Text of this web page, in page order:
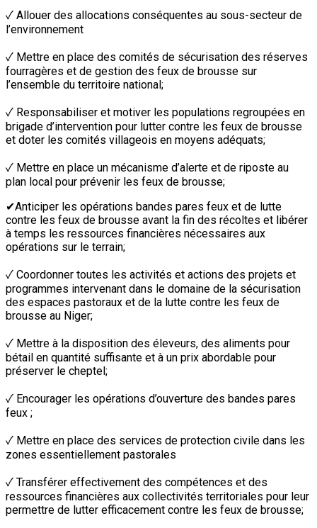
✓ Allouer des allocations conséquentes au sous-secteur de
l’environnement
✓ Mettre en place des comités de sécurisation des réserves
fourragères et de gestion des feux de brousse sur
l’ensemble du territoire national;
✓ Responsabiliser et motiver les populations regroupées en
brigade d’intervention pour lutter contre les feux de brousse
et doter les comités villageois en moyens adéquats;
✓ Mettre en place un mécanisme d’alerte et de riposte au
plan local pour prévenir les feux de brousse;
✔Anticiper les opérations bandes pares feux et de lutte
contre les feux de brousse avant la fin des récoltes et libérer
à temps les ressources financières nécessaires aux
opérations sur le terrain;
✓ Coordonner toutes les activités et actions des projets et
programmes intervenant dans le domaine de la sécurisation
des espaces pastoraux et de la lutte contre les feux de
brousse au Niger;
✓ Mettre à la disposition des éleveurs, des aliments pour
bétail en quantité suffisante et à un prix abordable pour
préserver le cheptel;
✓ Encourager les opérations d’ouverture des bandes pares
feux ;
✓ Mettre en place des services de protection civile dans les
zones essentiellement pastorales
✓ Transférer effectivement des compétences et des
ressources financières aux collectivités territoriales pour leur
permettre de lutter efficacement contre les feux de brousse;